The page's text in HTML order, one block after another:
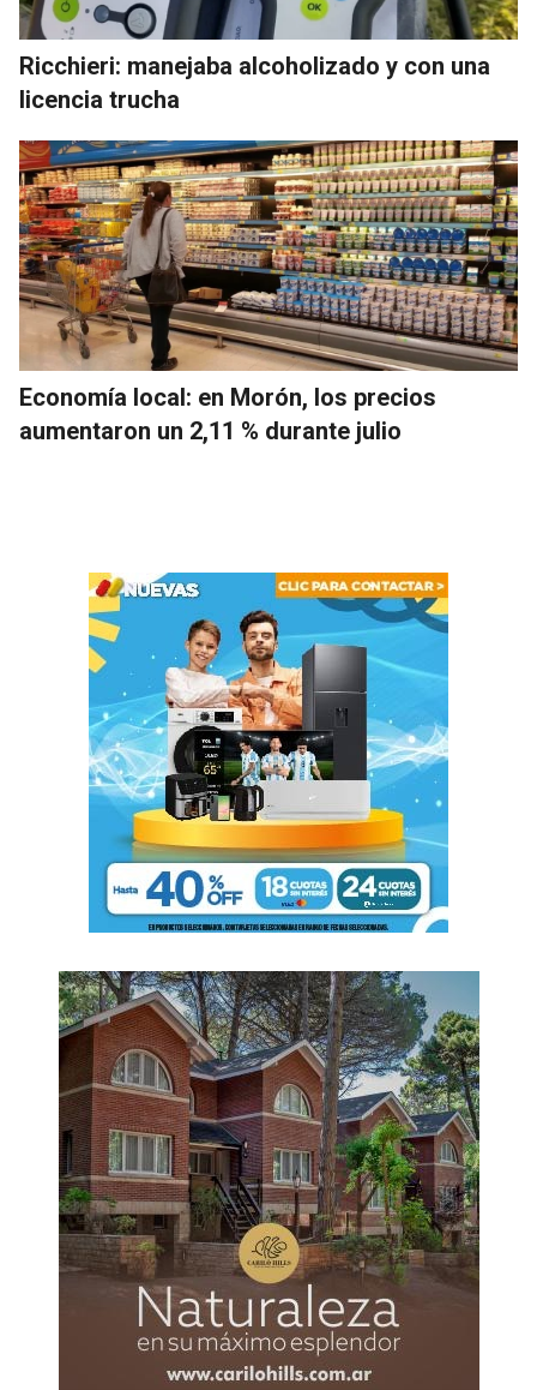
Ricchieri: manejaba alcoholizado y con una
licencia trucha
Economía local: en Morón, los precios
aumentaron un 2,11 % durante julio